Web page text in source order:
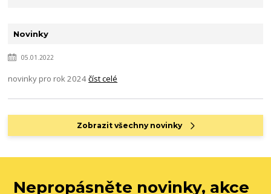
Novinky
05.01.2022
novinky pro rok 2024číst celé
Zobrazit všechny novinky
Nepropásněte novinky, akce